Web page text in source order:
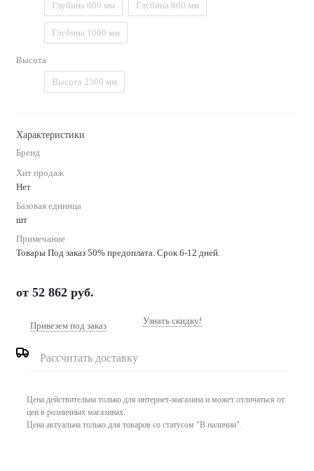
Глубина 600 мм Глубина 800 мм
Глубина 1000 мм
Высота
Высота 2500 мм
Характеристики
Бренд
Хит продаж
Нет
Базовая единица
шт
Примечание
Товары Под заказ 50% предоплата. Срок 6-12 дней.
от 52 862 руб.
Привезем под заказ Узнать скидку!
Рассчитать доставку
Цена действительна только для интернет-магазина и может отличаться от
цен в розничных магазинах.
Цена актуальна только для товаров со статусом "В наличии".